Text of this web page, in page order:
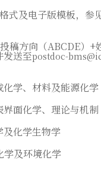
式及电子版模板，参
稿方向（ABCDE） +
发送至postdoc-
化学、材料及能源化学
界面化学、理论与机制
及化学生物学
学及环境化学